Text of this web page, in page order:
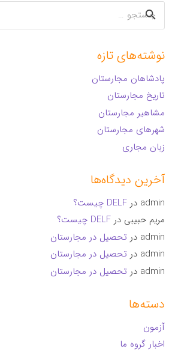
جستجو
برای:
نوشته‌های تازه
پادشاهان مجارستان
تاریخ مجارستان
مشاهیر مجارستان
شهرهای مجارستان
زبان مجاری
آخرین دیدگاه‌ها
admin درDELF چیست؟
مریم حبیبی درDELF چیست؟
admin در تحصیل در مجارستان
admin در تحصیل در مجارستان
admin در تحصیل در مجارستان
دسته‌ها
آزمون
اخبار گروه ما